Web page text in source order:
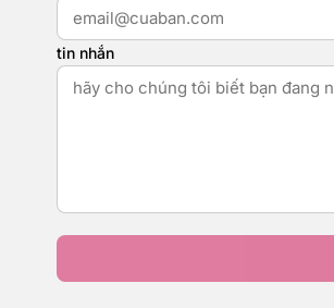
tin nhắn